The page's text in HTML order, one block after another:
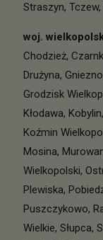
Straszyn, Tczew,
woj.
Chodzież,
Drużyna, Gniezno
Grodzisk
Kłodawa, Kobylin,
Koźmin
Mosina,
Wielkopolski,
Plewiska,
Puszczykowo,
Wielkie, Słupca,